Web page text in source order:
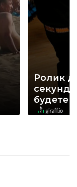
Ролик
секунд,
будете